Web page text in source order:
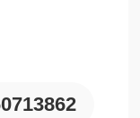
高质量产品，为您